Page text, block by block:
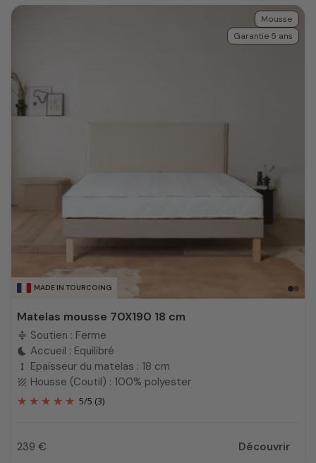
MADE IN TOURCOING
Mousse
Garantie 5 ans
Matelas mousse 70X190 18 cm
compress Soutien : Ferme
bedtime Accueil : Equilibré
height Epaisseur du matelas : 18 cm
texture Housse (Coutil) : 100% polyester
5/5 (3)
Prix
239 € Découvrir